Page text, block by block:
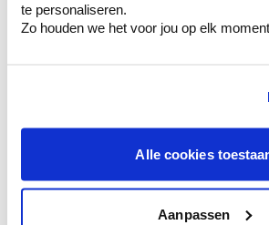
te personaliseren.
Zo houden we het voor jou op elk
Alle cookies
Aanpassen
Krijg persoonlijk advies om
combineren.
Ga samen met de
ruimtes.
Krijg kleuradvies op basis